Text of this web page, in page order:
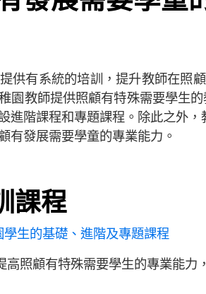
供有系統的培訓，提升教師在照
園教師提供照顧有特殊需要學生
進階課程和專題課程。除此之外
有發展需要學童的專業能力。
課程
生的基礎、進階及專題課程
高照顧有特殊需要學生的專業能